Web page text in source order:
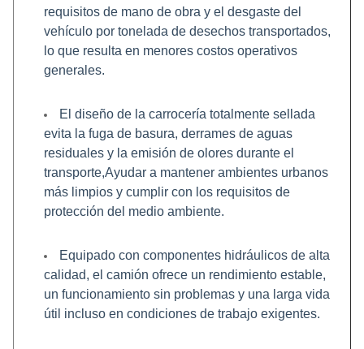
requisitos de mano de obra y el desgaste del
vehículo por tonelada de desechos transportados,
lo que resulta en menores costos operativos
generales.
El diseño de la carrocería totalmente sellada
evita la fuga de basura, derrames de aguas
residuales y la emisión de olores durante el
transporte,Ayudar a mantener ambientes urbanos
más limpios y cumplir con los requisitos de
protección del medio ambiente.
Equipado con componentes hidráulicos de alta
calidad, el camión ofrece un rendimiento estable,
un funcionamiento sin problemas y una larga vida
útil incluso en condiciones de trabajo exigentes.